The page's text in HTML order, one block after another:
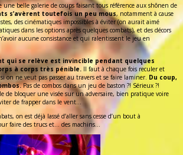
une belle galerie de coups faisant tous référence aux shônen de
s’avèrent toutefois un peu mous, notamment à cause
des cinématiques impossibles à éviter (on aurait aimé
dans les options après quelques combats), et des décors
aucune consistance et qui ralentissent le jeu en
qui se relève est invincible pendant quelques
à corps très pénible. Il faut à chaque fois reculer et
si on ne veut pas passer au travers et se faire laminer. Du coup,
Pas de combos dans un jeu de baston ?! Sérieux ?!
de bloquer une visée sur un adversaire, bien pratique voire
de frapper dans le vent…
on est déjà lassé d’aller sans cesse d’un bout à
faire des trucs et… des machins…